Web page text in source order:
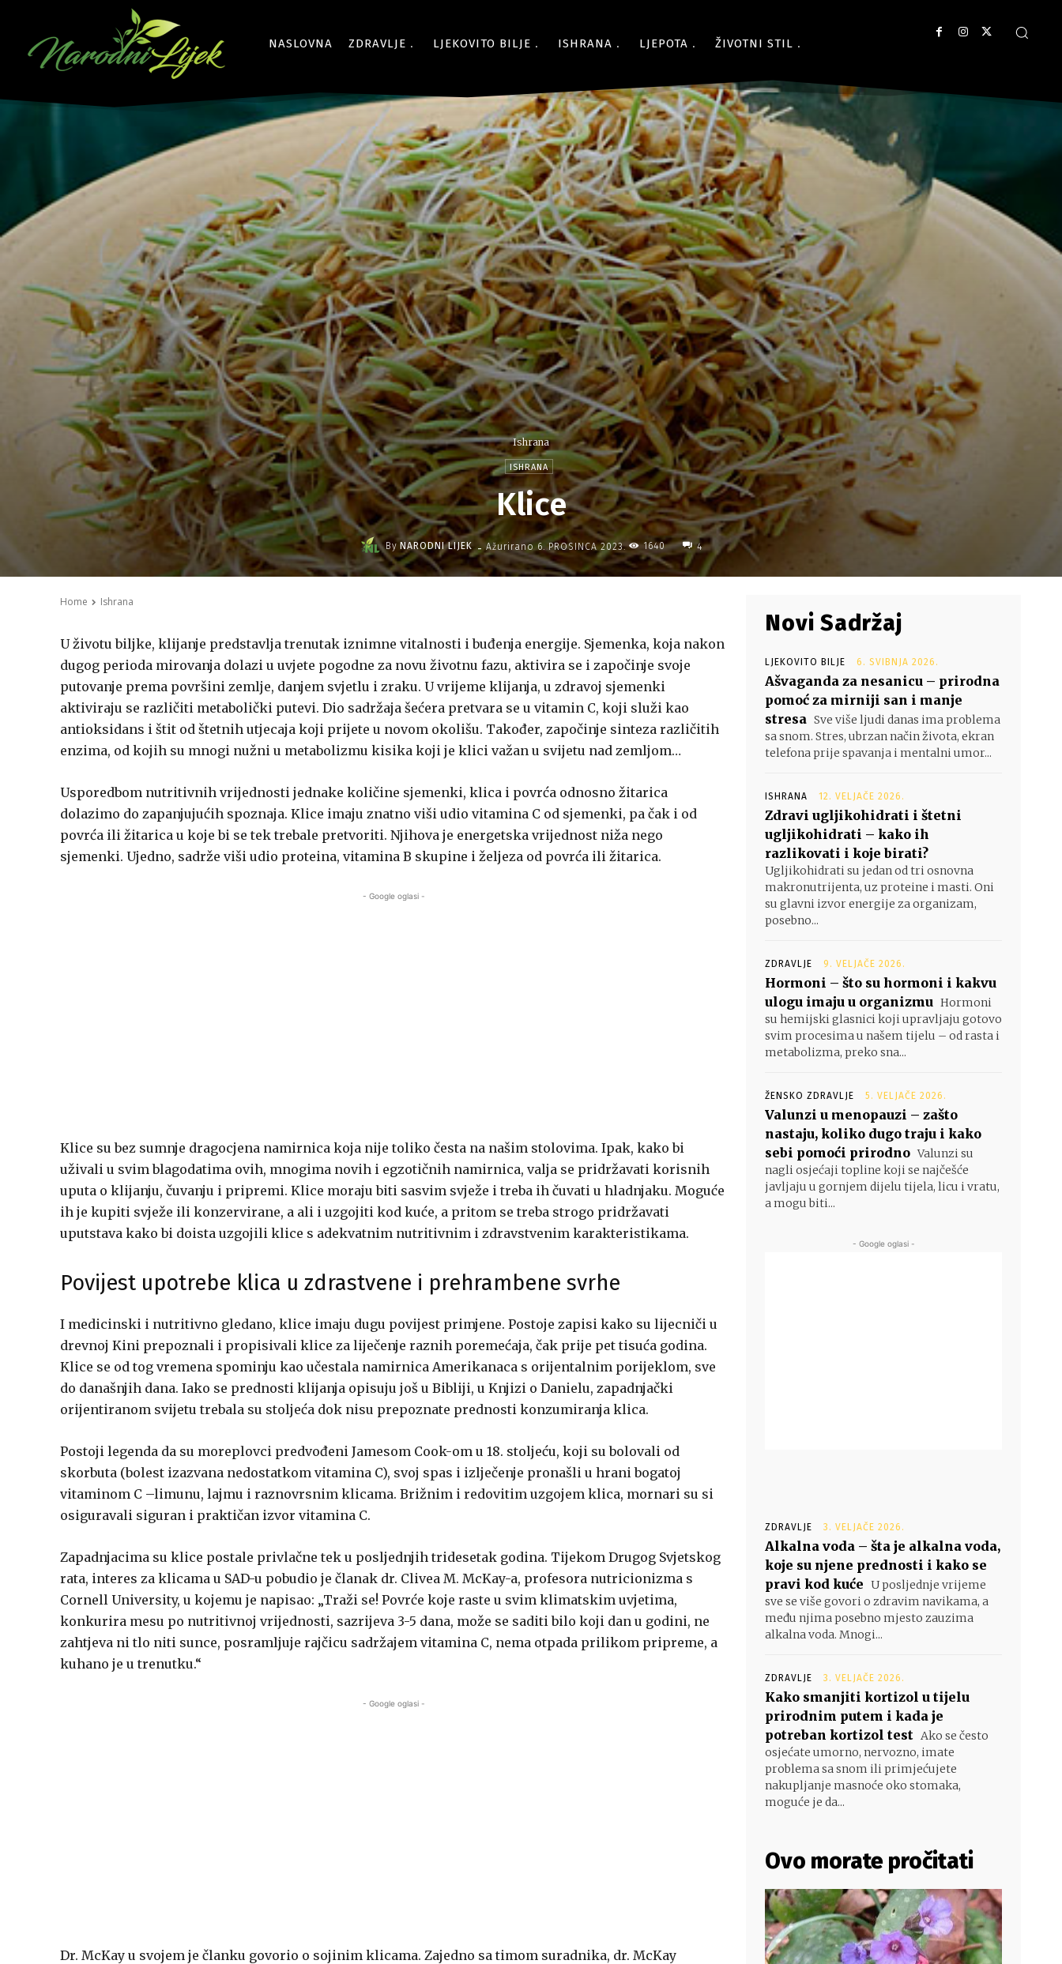
NASLOVNA ZDRAVLJE LJEKOVITO BILJE ISHRANA LJEPOTA ŽIVOTNI STIL
Ishrana
ISHRANA
Klice
By NARODNI LIJEK - Ažurirano 6. PROSINCA 2023. 1640 4
Home Ishrana
U životu biljke, klijanje predstavlja trenutak iznimne vitalnosti i buđenja energije. Sjemenka, koja nakon
dugog perioda mirovanja dolazi u uvjete pogodne za novu životnu fazu, aktivira se i započinje svoje
putovanje prema površini zemlje, danjem svjetlu i zraku. U vrijeme klijanja, u zdravoj sjemenki
aktiviraju se različiti metabolički putevi. Dio sadržaja šećera pretvara se u vitamin C, koji služi kao
antioksidans i štit od štetnih utjecaja koji prijete u novom okolišu. Također, započinje sinteza različitih
enzima, od kojih su mnogi nužni u metabolizmu kisika koji je klici važan u svijetu nad zemljom…
Usporedbom nutritivnih vrijednosti jednake količine sjemenki, klica i povrća odnosno žitarica
dolazimo do zapanjujućih spoznaja. Klice imaju znatno viši udio vitamina C od sjemenki, pa čak i od
povrća ili žitarica u koje bi se tek trebale pretvoriti. Njihova je energetska vrijednost niža nego
sjemenki. Ujedno, sadrže viši udio proteina, vitamina B skupine i željeza od povrća ili žitarica.
- Google oglasi -
Klice su bez sumnje dragocjena namirnica koja nije toliko česta na našim stolovima. Ipak, kako bi
uživali u svim blagodatima ovih, mnogima novih i egzotičnih namirnica, valja se pridržavati korisnih
uputa o klijanju, čuvanju i pripremi. Klice moraju biti sasvim svježe i treba ih čuvati u hladnjaku. Moguće
ih je kupiti svježe ili konzervirane, a ali i uzgojiti kod kuće, a pritom se treba strogo pridržavati
uputstava kako bi doista uzgojili klice s adekvatnim nutritivnim i zdravstvenim karakteristikama.
Povijest upotrebe klica u zdrastvene i prehrambene svrhe
I medicinski i nutritivno gledano, klice imaju dugu povijest primjene. Postoje zapisi kako su lijecniči u
drevnoj Kini prepoznali i propisivali klice za liječenje raznih poremećaja, čak prije pet tisuća godina.
Klice se od tog vremena spominju kao učestala namirnica Amerikanaca s orijentalnim porijeklom, sve
do današnjih dana. Iako se prednosti klijanja opisuju još u Bibliji, u Knjizi o Danielu, zapadnjački
orijentiranom svijetu trebala su stoljeća dok nisu prepoznate prednosti konzumiranja klica.
Postoji legenda da su moreplovci predvođeni Jamesom Cook-om u 18. stoljeću, koji su bolovali od
skorbuta (bolest izazvana nedostatkom vitamina C), svoj spas i izlječenje pronašli u hrani bogatoj
vitaminom C –limunu, lajmu i raznovrsnim klicama. Brižnim i redovitim uzgojem klica, mornari su si
osiguravali siguran i praktičan izvor vitamina C.
Zapadnjacima su klice postale privlačne tek u posljednjih tridesetak godina. Tijekom Drugog Svjetskog
rata, interes za klicama u SAD-u pobudio je članak dr. Clivea M. McKay-a, profesora nutricionizma s
Cornell University, u kojemu je napisao: „Traži se! Povrće koje raste u svim klimatskim uvjetima,
konkurira mesu po nutritivnoj vrijednosti, sazrijeva 3-5 dana, može se saditi bilo koji dan u godini, ne
zahtjeva ni tlo niti sunce, posramljuje rajčicu sadržajem vitamina C, nema otpada prilikom pripreme, a
kuhano je u trenutku.“
- Google oglasi -
Dr. McKay u svojem je članku govorio o sojinim klicama. Zajedno sa timom suradnika, dr. McKay
Novi Sadržaj
LJEKOVITO BILJE 6. SVIBNJA 2026.
Ašvaganda za nesanicu – prirodna
pomoć za mirniji san i manje
stresa Sve više ljudi danas ima problema
sa snom. Stres, ubrzan način života, ekran
telefona prije spavanja i mentalni umor...
ISHRANA 12. VELJAČE 2026.
Zdravi ugljikohidrati i štetni
ugljikohidrati – kako ih
razlikovati i koje birati?
Ugljikohidrati su jedan od tri osnovna
makronutrijenta, uz proteine i masti. Oni
su glavni izvor energije za organizam,
posebno...
ZDRAVLJE 9. VELJAČE 2026.
Hormoni – što su hormoni i kakvu
ulogu imaju u organizmu Hormoni
su hemijski glasnici koji upravljaju gotovo
svim procesima u našem tijelu – od rasta i
metabolizma, preko sna...
ŽENSKO ZDRAVLJE 5. VELJAČE 2026.
Valunzi u menopauzi – zašto
nastaju, koliko dugo traju i kako
sebi pomoći prirodno Valunzi su
nagli osjećaji topline koji se najčešće
javljaju u gornjem dijelu tijela, licu i vratu,
a mogu biti...
- Google oglasi -
ZDRAVLJE 3. VELJAČE 2026.
Alkalna voda – šta je alkalna voda,
koje su njene prednosti i kako se
pravi kod kuće U posljednje vrijeme
sve se više govori o zdravim navikama, a
među njima posebno mjesto zauzima
alkalna voda. Mnogi...
ZDRAVLJE 3. VELJAČE 2026.
Kako smanjiti kortizol u tijelu
prirodnim putem i kada je
potreban kortizol test Ako se često
osjećate umorno, nervozno, imate
problema sa snom ili primjećujete
nakupljanje masnoće oko stomaka,
moguće je da...
Ovo morate pročitati